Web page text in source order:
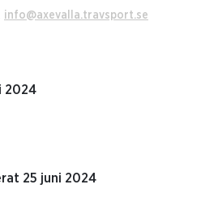
info@axevalla.travsport.se
2024
25 juni 2024